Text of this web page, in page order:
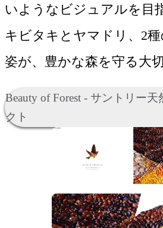
いようなビジュアルを目
キビタキとヤマドリ、2
姿が、豊かな森を守る大
Beauty of Forest - サントリー
クト